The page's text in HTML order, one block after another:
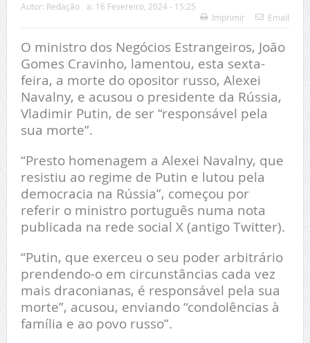
Autor: Redação a: 16 Fevereiro, 2024 - 15:25
Imprimir
Email
O ministro dos Negócios Estrangeiros, João
Gomes Cravinho, lamentou, esta sexta-
feira, a morte do opositor russo, Alexei
Navalny, e acusou o presidente da Rússia,
Vladimir Putin, de ser “responsável pela
sua morte”.
“Presto homenagem a Alexei Navalny, que
resistiu ao regime de Putin e lutou pela
democracia na Rússia”, começou por
referir o ministro português numa nota
publicada na rede social X (antigo Twitter).
“Putin, que exerceu o seu poder arbitrário
prendendo-o em circunstâncias cada vez
mais draconianas, é responsável pela sua
morte”, acusou, enviando “condolências à
família e ao povo russo”.